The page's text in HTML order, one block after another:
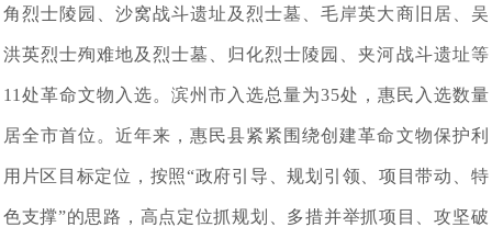
角烈士陵园、沙窝战斗遗址及烈士墓、毛岸英大商旧居、吴
洪英烈士殉难地及烈士墓、归化烈士陵园、夹河战斗遗址等
11处革命文物入选。滨州市入选总量为35处，惠民入选数量
居全市首位。近年来，惠民县紧紧围绕创建革命文物保护利
用片区目标定位，按照“政府引导、规划引领、项目带动、特
色支撑”的思路，高点定位抓规划、多措并举抓项目、攻坚破